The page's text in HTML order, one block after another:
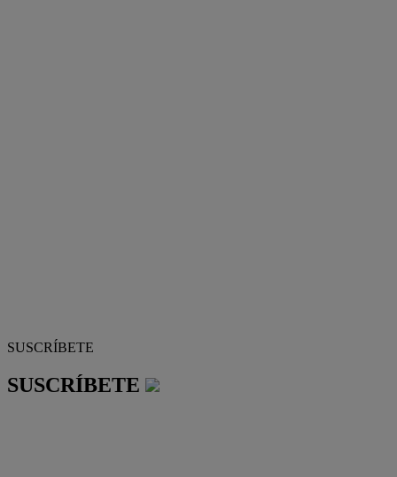
SUSCRÍBETE
SUSCRÍBETE